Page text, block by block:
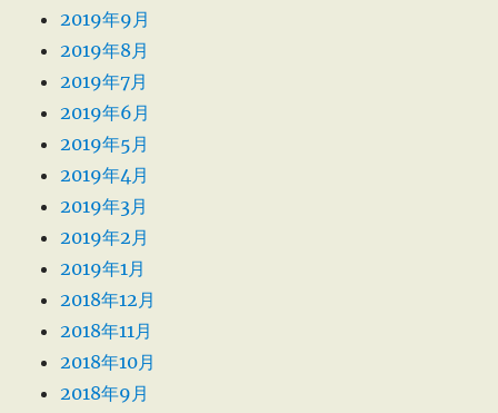
2019年9月
2019年8月
2019年7月
2019年6月
2019年5月
2019年4月
2019年3月
2019年2月
2019年1月
2018年12月
2018年11月
2018年10月
2018年9月